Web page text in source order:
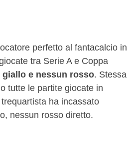
perfetto al fantacalcio in
tra Serie A e Coppa
e nessun rosso. Stessa
tutte le partite giocate in
ha incassato
nessun rosso diretto.